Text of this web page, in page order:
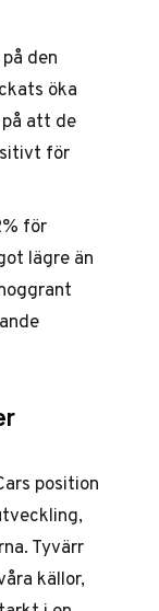
den
öka
att de
för
för
lägre än
position
Tyvärr
källor,